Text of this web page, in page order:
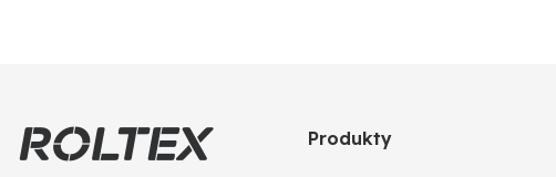
różnić się w zależności od numeru seryjnego, dlatego
Produkty